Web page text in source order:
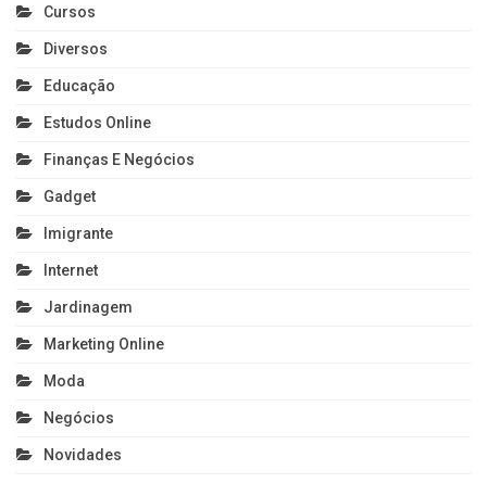
Cursos
Diversos
Educação
Estudos Online
Finanças E Negócios
Gadget
Imigrante
Internet
Jardinagem
Marketing Online
Moda
Negócios
Novidades